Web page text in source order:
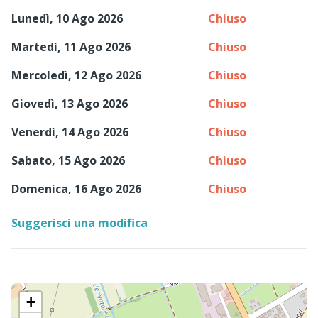
Lunedì, 10 Ago 2026
Chiuso
Martedì, 11 Ago 2026
Chiuso
Mercoledì, 12 Ago 2026
Chiuso
Giovedì, 13 Ago 2026
Chiuso
Venerdì, 14 Ago 2026
Chiuso
Sabato, 15 Ago 2026
Chiuso
Domenica, 16 Ago 2026
Chiuso
Suggerisci una modifica
+